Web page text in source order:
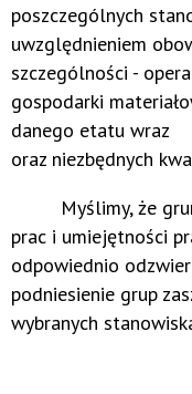
poszczególnych
uwzględnieniem
szczególności -
gospodarki
danego etatu wraz
oraz niezbędnych
Myślimy, że
prac i umiejętności
odpowiednio
podniesienie grup
wybranych